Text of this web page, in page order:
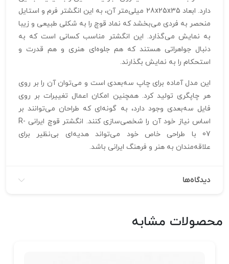
دارد. ابعاد 28x25x35 میلی‌متر آن، به این انگشتر فرم و استایل
منحصر به فردی می‌بخشد که نماد قوچ را به شکلی طبیعی و زیبا
به نمایش می‌گذارد. این انگشتر مناسب کسانی است که به
دنبال جواهراتی هستند که هم جلوه‌ای هنری و هم قدرت و
استحکام را به نمایش بگذارند.
این مدل آماده برای چاپ سه‌بعدی است و می‌توان آن را بر روی
هر چاپگری تولید کرد. همچنین امکان اعمال تغییرات بر روی
فایل سه‌بعدی وجود دارد، به گونه‌ای که طراحان می‌توانند بر
اساس نیاز خود آن را شخصی‌سازی کنند. انگشتر قوچ ایرانی R-
07 با طراحی خاص خود می‌تواند هدیه‌ای بی‌نظیر برای
علاقه‌مندان به هنر و فرهنگ ایرانی باشد.
دیدگاه‌ها
محصولات مشابه